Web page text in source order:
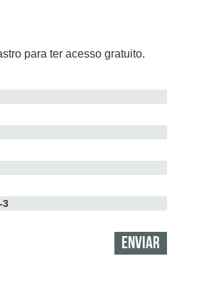
para ter acesso gratuito.